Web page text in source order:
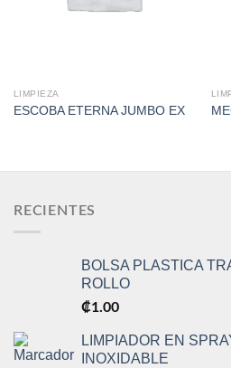
LIMPIEZA
ESCOBA ETERNA JUMBO EX
RECIENTES
BOLSA PLASTICA
ROLLO
₡1.00
LIMPIADOR EN
INOXIDABLE